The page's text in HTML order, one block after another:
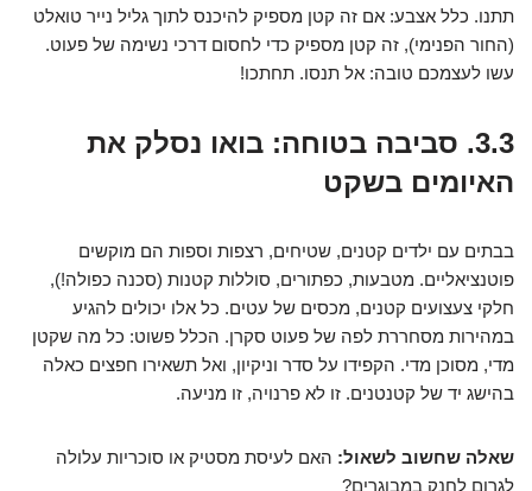
תתנו. כלל אצבע: אם זה קטן מספיק להיכנס לתוך גליל נייר טואלט
(החור הפנימי), זה קטן מספיק כדי לחסום דרכי נשימה של פעוט.
עשו לעצמכם טובה: אל תנסו. תחתכו!
3.3. סביבה בטוחה: בואו נסלק את
האיומים בשקט
בבתים עם ילדים קטנים, שטיחים, רצפות וספות הם מוקשים
פוטנציאליים. מטבעות, כפתורים, סוללות קטנות (סכנה כפולה!),
חלקי צעצועים קטנים, מכסים של עטים. כל אלו יכולים להגיע
במהירות מסחררת לפה של פעוט סקרן. הכלל פשוט: כל מה שקטן
מדי, מסוכן מדי. הקפידו על סדר וניקיון, ואל תשאירו חפצים כאלה
בהישג יד של קטנטנים. זו לא פרנויה, זו מניעה.
שאלה שחשוב לשאול: האם לעיסת מסטיק או סוכריות עלולה
לגרום לחנק במבוגרים?